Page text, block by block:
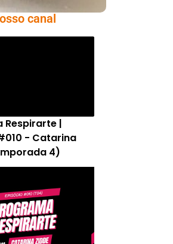
canal
Respirarte |
- Catarina
4)